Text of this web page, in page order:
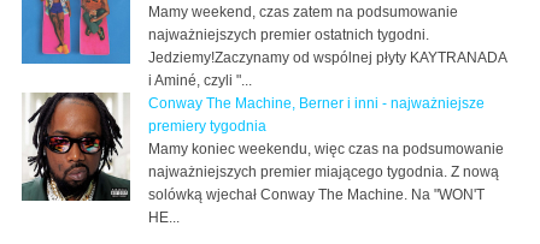
Mamy weekend, czas zatem na podsumowanie
najważniejszych premier ostatnich tygodni.
Jedziemy!Zaczynamy od wspólnej płyty KAYTRANADA
i Aminé, czyli "...
Conway The Machine, Berner i inni - najważniejsze
premiery tygodnia
Mamy koniec weekendu, więc czas na podsumowanie
najważniejszych premier miającego tygodnia. Z nową
solówką wjechał Conway The Machine. Na "WON'T
HE...